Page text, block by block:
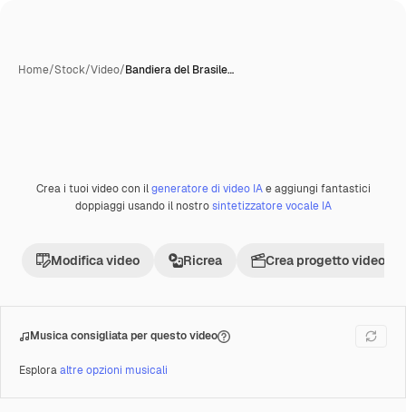
Home/Stock/Video/Bandiera del Brasile…
Premium
Crea i tuoi video con ilgeneratore di video IAe aggiungi fantastici
doppiaggi usando il nostrosintetizzatore vocale IA
Modifica video Ricrea Crea progetto video
Musica consigliata per questo video
Esploraaltre opzioni musicali